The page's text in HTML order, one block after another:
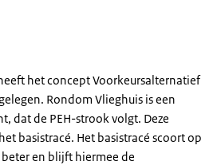
het concept Voorkeursalternatief
Rondom Vlieghuis is een
dat de PEH-strook volgt. Deze
basistracé. Het basistracé scoort op
en blijft hiermee de